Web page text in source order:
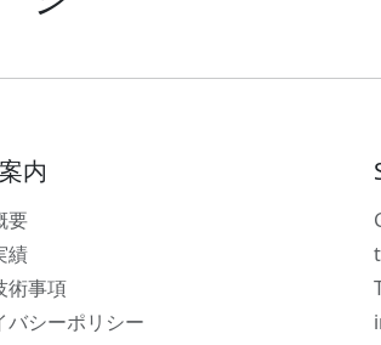
内
要
績
術事項
バシーポリシー